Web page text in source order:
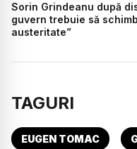
Sorin Grindeanu după
guvern trebuie să
austeritate”
TAGURI
EUGEN TOMAC